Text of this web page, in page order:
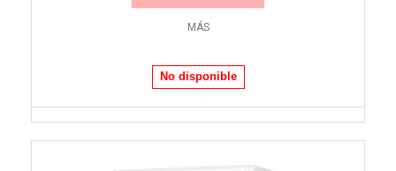
MÁS
No disponible